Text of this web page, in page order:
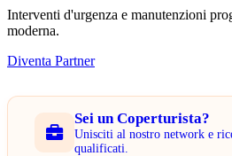
Interventi d'urgenza e manutenzioni
moderna.
Diventa Partner
Sei un Coperturista?
Unisciti al nostro network e
qualificati.